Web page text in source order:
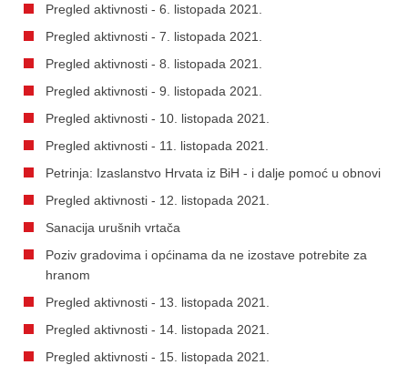
Pregled aktivnosti - 6. listopada 2021.
Pregled aktivnosti - 7. listopada 2021.
Pregled aktivnosti - 8. listopada 2021.
Pregled aktivnosti - 9. listopada 2021.
Pregled aktivnosti - 10. listopada 2021.
Pregled aktivnosti - 11. listopada 2021.
Petrinja: Izaslanstvo Hrvata iz BiH - i dalje pomoć u obnovi
Pregled aktivnosti - 12. listopada 2021.
Sanacija urušnih vrtača
Poziv gradovima i općinama da ne izostave potrebite za
hranom
Pregled aktivnosti - 13. listopada 2021.
Pregled aktivnosti - 14. listopada 2021.
Pregled aktivnosti - 15. listopada 2021.